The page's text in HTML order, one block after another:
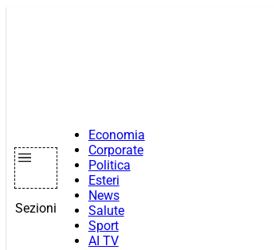
Sezioni
Economia
Corporate
Politica
Esteri
News
Salute
Sport
AI TV